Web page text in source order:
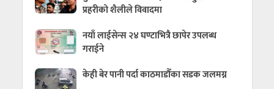
प्रहरीको शैलीले विवादमा
नयाँ लाईसेन्स २४ घण्टाभित्रै छापेर उपलब्ध
गराईने
केही बेर पानी पर्दा काठमाडौँका सडक जलमग्न